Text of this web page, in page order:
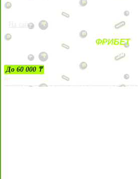
На сайт
ФРИБЕТ
ЗА ДЕПОЗИТЫ
До 60 000 ₸
21+
Лицензии №24514359, выданной комитетом индустрии туризма Министерства культуры и спорта Республики Казахстан срок до 27 сентября 2034 года.